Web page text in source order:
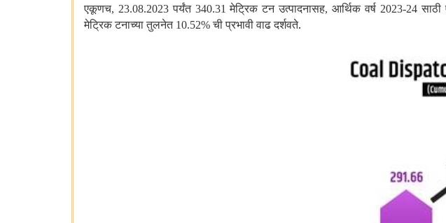
एकूणच, 23.08.2023पर्यंत 340.31 मेट्रिक टन उत्पादनासह,आर्थिक वर्ष 2023-24साठी
मेट्रिक टनाच्या तुलनेत 10.52%ची प्रभावी वाढ दर्शवते.